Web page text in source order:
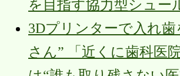
を目指す協力型シュー
3Dプリンターで入れ
さん” 「近くに歯科医